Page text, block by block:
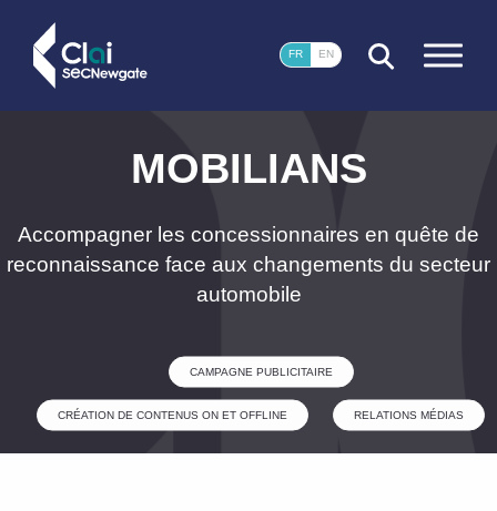
FERMER
FR EN
MOBILIANS
Accompagner les concessionnaires en quête de
reconnaissance face aux changements du secteur
automobile
CAMPAGNE PUBLICITAIRE
CRÉATION DE CONTENUS ON ET OFFLINE RELATIONS MÉDIAS